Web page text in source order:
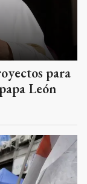
para
León